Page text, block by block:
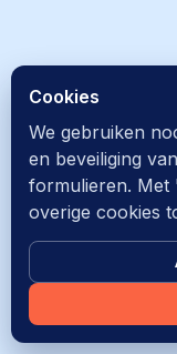
Cookies
We gebruiken
en beveiliging
formulieren. Met
overige cookies